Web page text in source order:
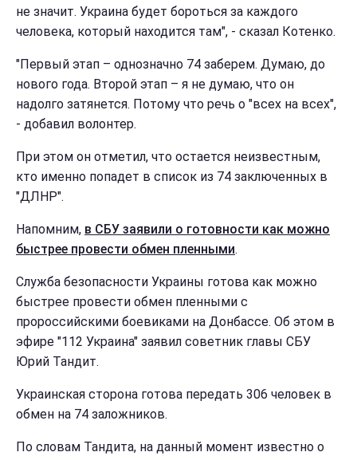
не значит. Украина будет бороться за каждого
человека, который находится там", - сказал Котенко.
"Первый этап – однозначно 74 заберем. Думаю, до
нового года. Второй этап – я не думаю, что он
надолго затянется. Потому что речь о "всех на всех",
- добавил волонтер.
При этом он отметил, что остается неизвестным,
кто именно попадет в список из 74 заключенных в
"ДЛНР".
Напомним, в СБУ заявили о готовности как можно
быстрее провести обмен пленными.
Служба безопасности Украины готова как можно
быстрее провести обмен пленными с
пророссийскими боевиками на Донбассе. Об этом в
эфире "112 Украина" заявил советник главы СБУ
Юрий Тандит.
Украинская сторона готова передать 306 человек в
обмен на 74 заложников.
По словам Тандита, на данный момент известно о